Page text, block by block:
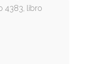
4383, libro